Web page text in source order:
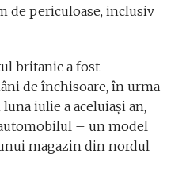
de periculoase, inclusiv
britanic a fost
de închisoare, în urma
iulie a aceluiaşi an,
– un model
magazin din nordul